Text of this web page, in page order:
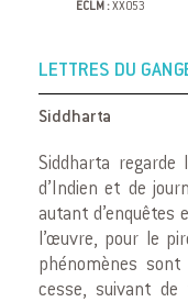
ECLM :XX053
LETTRES DU
Siddharta
Siddharta regarde
d’Indien et de
autant d’enquêtes
l’œuvre, pour le
phénomènes
cesse, suivant de